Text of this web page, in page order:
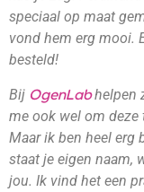
speciaal op maat
vond hem erg mooi.
besteld!
Bij OgenLabhelpen
me ook wel om deze
Maar ik ben heel erg
staat je eigen naam,
jou. Ik vind het een